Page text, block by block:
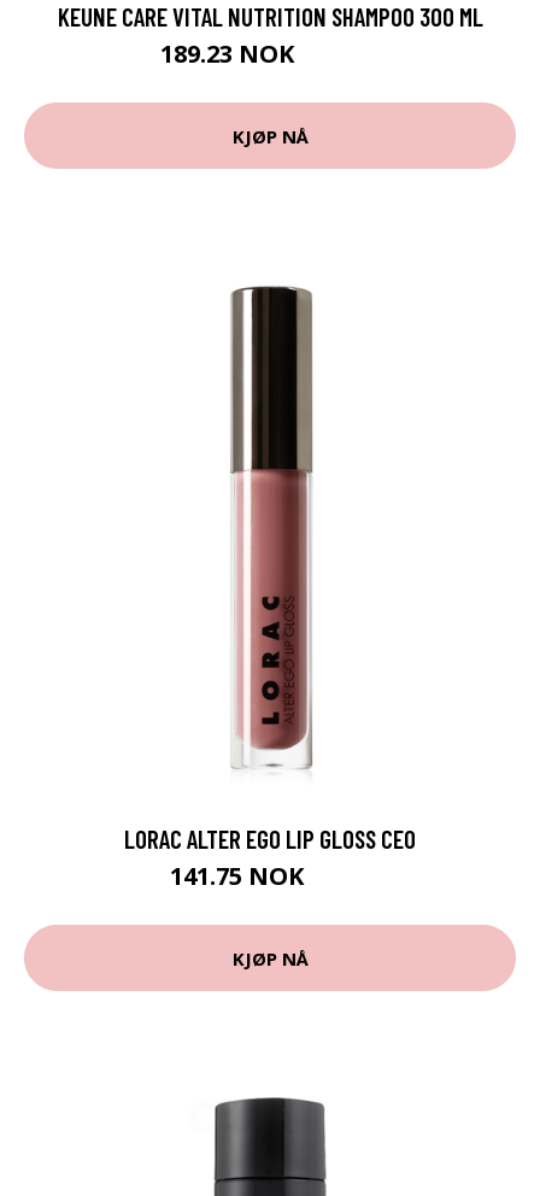
KEUNE CARE VITAL NUTRITION SHAMPOO 300 ML
189.23 NOK
KJØP NÅ
LORAC ALTER EGO LIP GLOSS CEO
141.75 NOK
KJØP NÅ